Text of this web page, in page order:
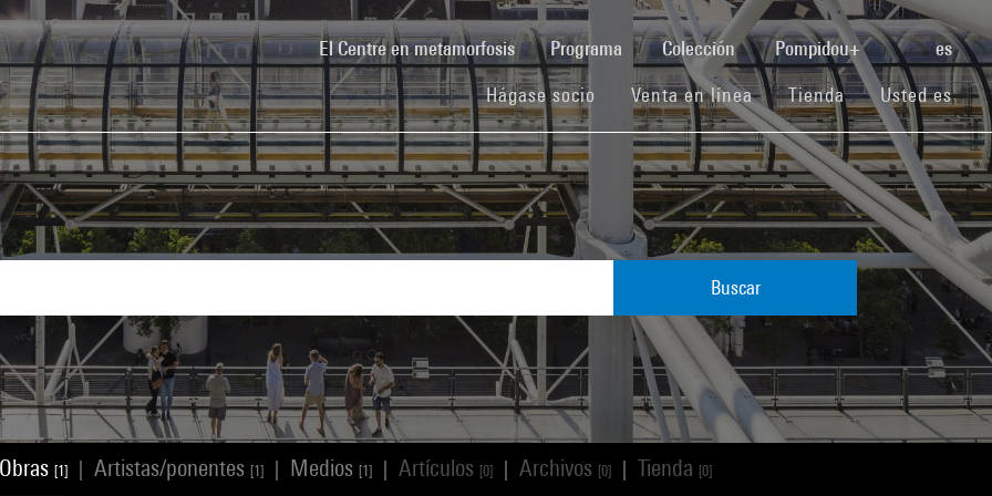
El Centre en metamorfosis(current)Programa Colección Pompidou+ es
Hágase socio (current)
Venta en línea(current)
Tienda(current)Usted es
Buscar
Obras [1] Artistas/ponentes [1] Medios [1] Artículos [0] Archivos [0] Tienda [0]